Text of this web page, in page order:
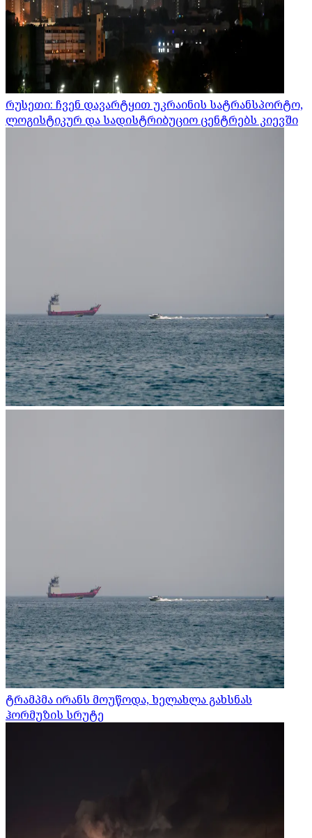
რუსეთი: ჩვენ დავარტყით უკრაინის სატრანსპორტო,
ლოგისტიკურ და სადისტრიბუციო ცენტრებს კიევში
ტრამპმა ირანს მოუწოდა, ხელახლა გახსნას
ჰორმუზის სრუტე